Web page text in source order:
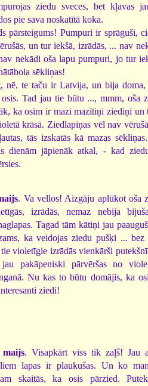
ziedu sveces, bet kļavas
pie sava noskatītā koka.
pārsteigums! Pumpuri ir sprāguši,
un tur iekšā, izrādās, ... nav
nekādi oša lapu pumpuri, jo tur
sēkliņas!
nē, te taču ir Latvija, un bija doma,
Tad jau tie būtu ..., mmm, oša
ka osim ir mazi mazītiņi ziediņi un
krāsā. Ziedlapiņas vēl nav
tās izskatās kā mazas
dienām jāpienāk atkal, - kad
. Va vellos! Aizgāju aplūkot oša
izrādās, nemaz nebija
Tagad tām kātiņi jau
ka veidojas ziedu pušķi ... bez
violetīgie izrādās vienkārši
pakāpeniski pārvēršas no
Nu kas to būtu domājis, ka
ziedi!
maijs. Visapkārt viss tik zaļš! Jau
lapas ir plaukušas. Un ko
skaitās, ka osis pārzied.